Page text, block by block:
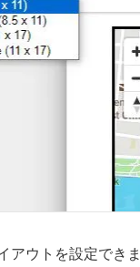
アウトを設定でき